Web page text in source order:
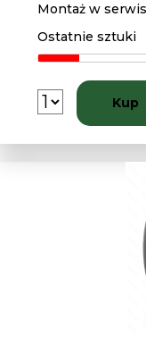
Montaż w
Ostatnie sztuki
Kup